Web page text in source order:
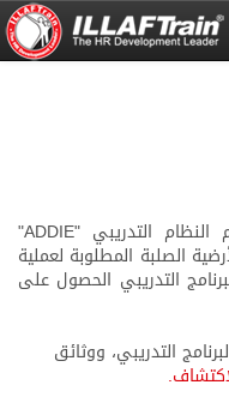
إذا اتبع مختصو التدريب نموذج تصميم النظام التدريبي "ADDIE"
الصلبة المطلوبة لعملية
التدريبي الحصول على
التدريبي، ووثائق